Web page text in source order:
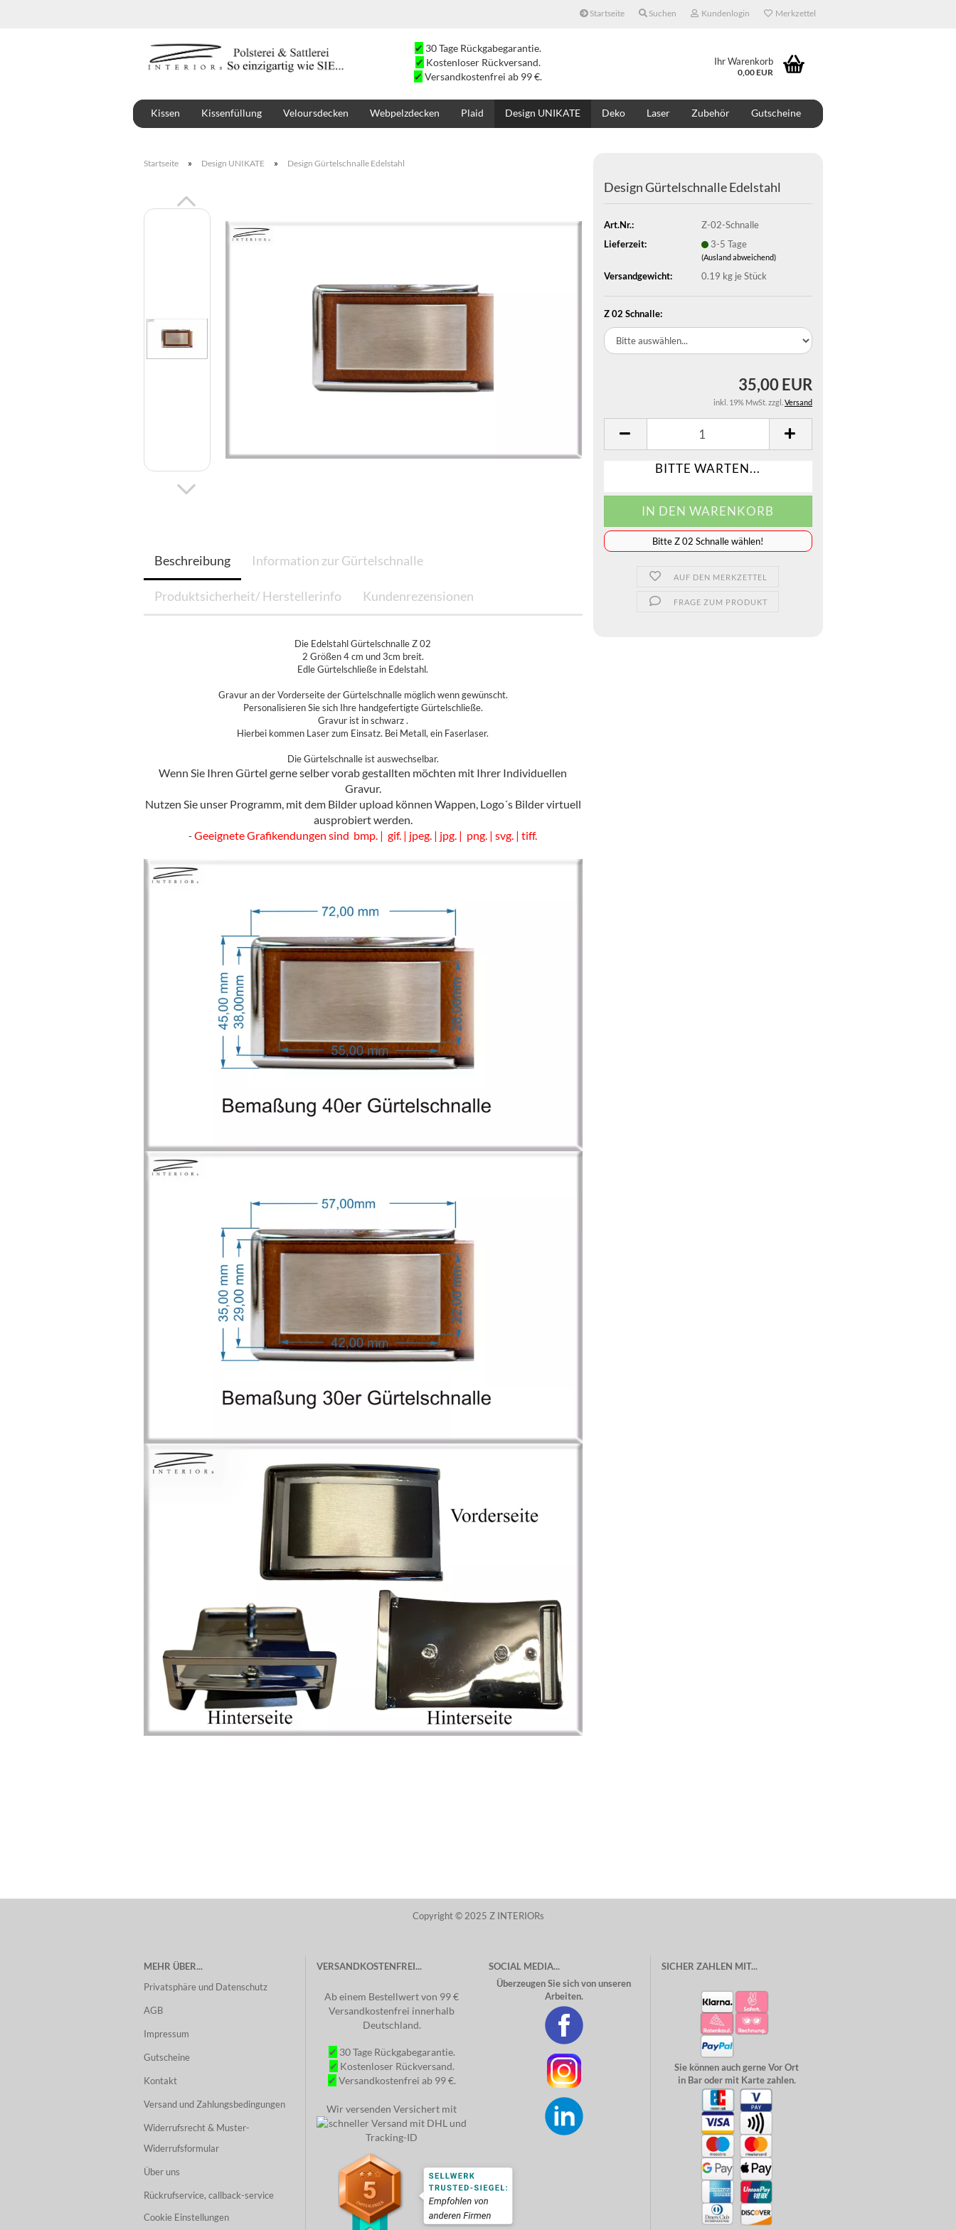
Startseite Suchen Kundenlogin Merkzettel
✔ 30 Tage Rückgabegarantie.
✔ Kostenloser Rückversand.
✔ Versandkostenfrei ab 99 €.
Ihr Warenkorb
0,00 EUR
Kissen Kissenfüllung Veloursdecken Webpelzdecken Plaid Design UNIKATE Deko Laser Zubehör Gutscheine
Startseite » Design UNIKATE » Design Gürtelschnalle Edelstahl
Design Gürtelschnalle Edelstahl
Art.Nr.:
Z-02-Schnalle
Lieferzeit:
3-5 Tage
(Ausland abweichend)
Versandgewicht: 0.19 kg je Stück
Z 02 Schnalle:
35,00 EUR
inkl. 19% MwSt. zzgl. Versand
JETZT GESTALTEN
BITTE WARTEN...
️️️️️Bitte Z 02 Schnalle wählen!
AUF DEN MERKZETTEL
FRAGE ZUM PRODUKT
Beschreibung Information zur Gürtelschnalle
Produktsicherheit/ Herstellerinfo Kundenrezensionen
Die Edelstahl Gürtelschnalle Z 02
2 Größen 4 cm und 3cm breit.
Edle Gürtelschließe in Edelstahl.
Gravur an der Vorderseite der Gürtelschnalle möglich wenn gewünscht.
Personalisieren Sie sich Ihre handgefertigte Gürtelschließe.
Gravur ist in schwarz .
Hierbei kommen Laser zum Einsatz. Bei Metall, ein Faserlaser.
Die Gürtelschnalle ist auswechselbar.
Wenn Sie Ihren Gürtel gerne selber vorab gestallten möchten mit Ihrer Individuellen
Gravur.
Nutzen Sie unser Programm, mit dem Bilder upload können Wappen, Logo´s Bilder virtuell
ausprobiert werden.
-Geeignete Grafikendungen sind bmp. | gif. | jpeg. | jpg. | png. | svg. | tiff.
Copyright © 2025 Z INTERIORs
MEHR ÜBER...
Privatsphäre und Datenschutz
AGB
Impressum
Gutscheine
Kontakt
Versand und Zahlungsbedingungen
Widerrufsrecht & Muster-
Widerrufsformular
Über uns
Rückrufservice, callback-service
Cookie Einstellungen
VERSANDKOSTENFREI...
Ab einem Bestellwert von 99 €
Versandkostenfrei innerhalb
Deutschland.
✔ 30 Tage Rückgabegarantie.
✔ Kostenloser Rückversand.
✔ Versandkostenfrei ab 99 €.
Wir versenden Versichert mit
SOCIAL MEDIA...
Überzeugen Sie sich von unseren
Arbeiten.
SICHER ZAHLEN MIT...
Sie können auch gerne Vor Ort
in Bar oder mit Karte zahlen.